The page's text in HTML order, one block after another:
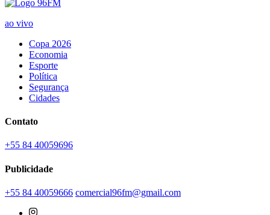
ao vivo
Copa 2026
Economia
Esporte
Política
Segurança
Cidades
Contato
+55 84 40059696
Publicidade
+55 84 40059666 comercial96fm@gmail.com